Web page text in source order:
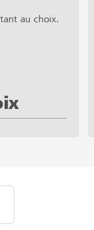
au choix.